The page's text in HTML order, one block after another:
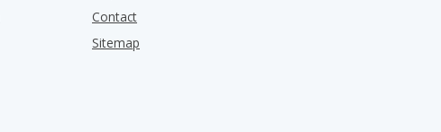
Contact
Sitemap